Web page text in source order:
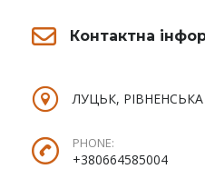
Контактна
ЛУЦЬК, РІВНЕНСЬКА
PHONE:
+380664585004